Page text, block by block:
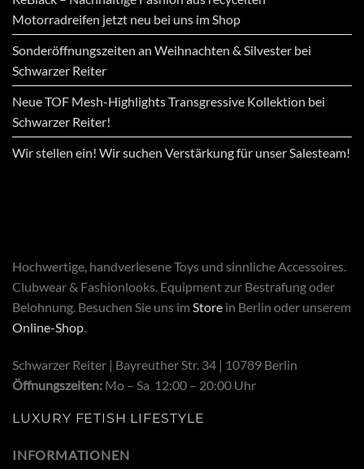
Motorradreifen jetzt neu bei uns im Shop
Sonderöffnungszeiten an Weihnachten & Silvester bei
Schwarzer Reiter
Neue TOF Mesh-Highlights Transgressive Kollektion bei
Schwarzer Reiter!
Wir stellen ein! Wir suchen Verstärkung für unser Salesteam!
Hochwertige, handverlesene Toys und sinnliche Accessoires.
Clubwear & Fashionlooks. Equipment zur Bestrafung oder
Belohnung. Besuchen Sie uns im Store in Berlin oder unserem
Online-Shop.
Schwarzer Reiter | Bayreuther Str. 34 | 10789 Berlin
Öffnungszeiten: Mo – Sa 12:00 – 20:00 Uhr
LUXURY FETISH LIFESTYLE
INFORMATIONEN